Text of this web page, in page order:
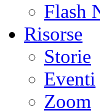
Flash
Risorse
Storie
Eventi
Zoom